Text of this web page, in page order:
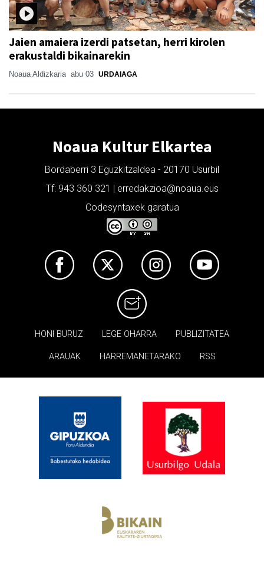
Jaien amaiera izerdi patsetan, herri kirolen
erakustaldi bikainarekin
Noaua Aldizkaria abu 03 URDAIAGA
Noaua Kultur Elkartea
Bordaberri 3 Eguzkitzaldea - 20170 Usurbil
Tf: 943 360 321 | erredakzioa@noaua.eus
Codesyntaxek garatua
HONI BURUZ LEGE OHARRA PUBLIZITATEA
ARAUAK HARREMANETARAKO RSS